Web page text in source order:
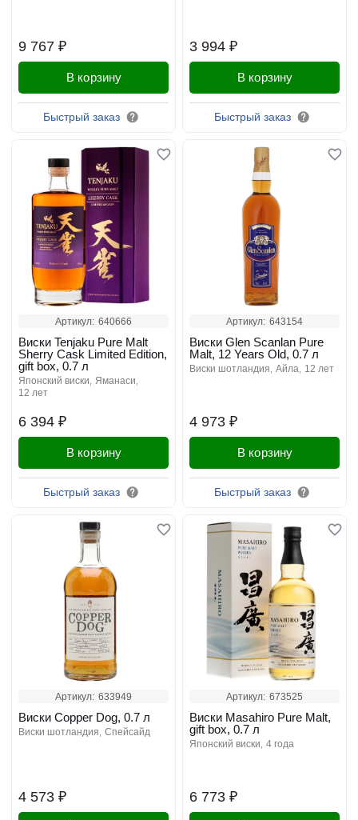
9 767 ₽
В корзину
Быстрый заказ
3 994 ₽
В корзину
Быстрый заказ
Артикул: 640666
6 394 ₽
Виски Tenjaku Pure Malt
Sherry Cask Limited Edition,
gift box, 0.7 л
японский виски
яманаси
12 лет
В корзину
Быстрый заказ
Артикул: 643154
4 973 ₽
Виски Glen Scanlan Pure
Malt, 12 Years Old, 0.7 л
виски шотландия айла 12 лет
В корзину
Быстрый заказ
Артикул: 633949
4 573 ₽
Виски Copper Dog, 0.7 л
виски шотландия спейсайд
Артикул: 673525
6 773 ₽
Виски Masahiro Pure Malt,
gift box, 0.7 л
японский виски 4 года